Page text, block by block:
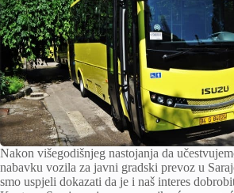
Nakon višegodišnjeg nastojanja da
nabavku vozila za javni gradski prevoz u
smo uspjeli dokazati da je i naš interes